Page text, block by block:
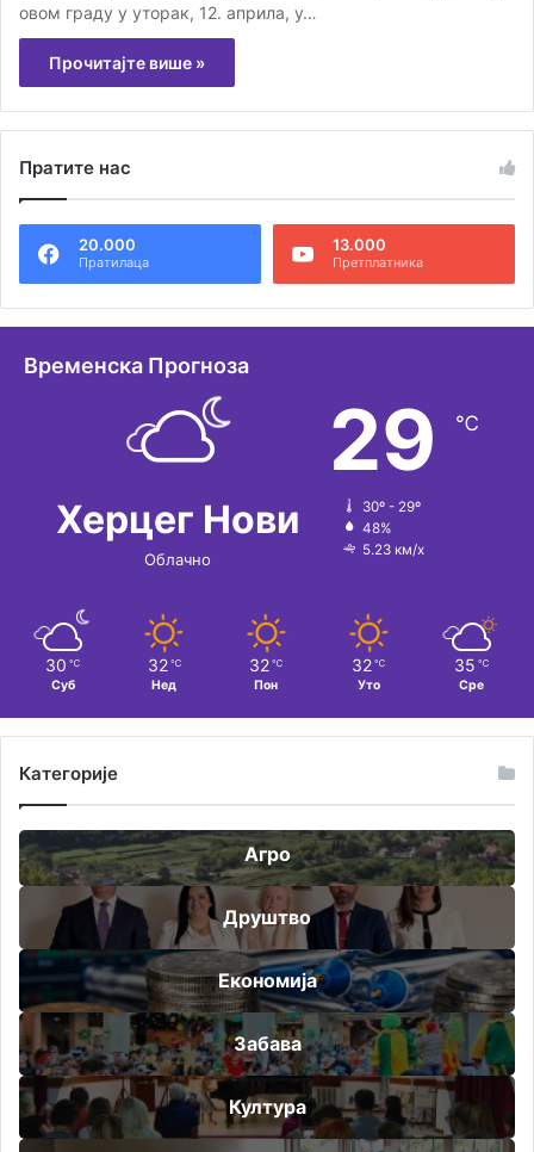
овом граду у уторак, 12. априла, у…
Прочитајте више »
Пратите нас
20.000
Пратилаца
13.000
Претплатника
Временска Прогноза
Херцег Нови
Облачно
29 ℃
30º - 29º
48%
5.23 км/х
30 ℃
Суб
32 ℃
Нед
32 ℃
Пон
32 ℃
Уто
35 ℃
Сре
Категорије
Агро
Друштво
Економија
Забава
Култура